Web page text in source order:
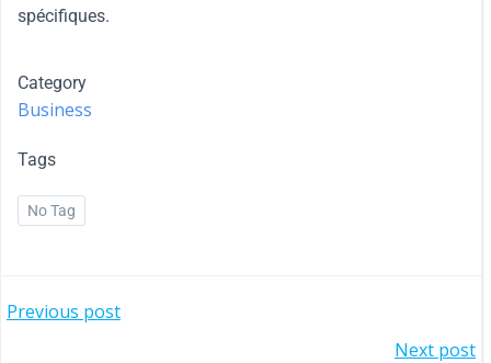
spécifiques.
Category
Business
Tags
No Tag
Previous post
Next post